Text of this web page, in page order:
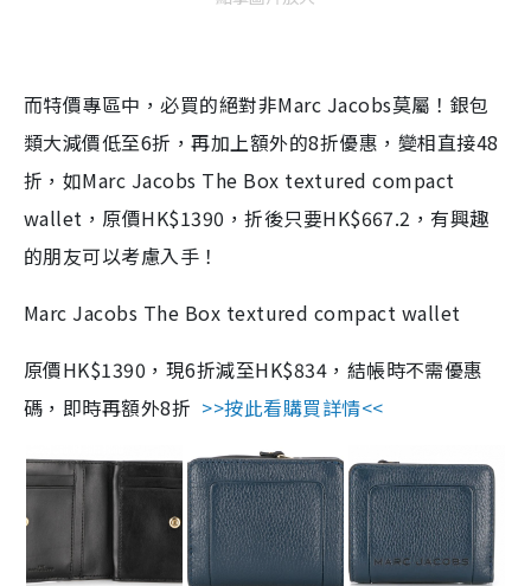
而特價專區中，必買的絕對非Marc Jacobs莫屬！銀包
類大減價低至6折，再加上額外的8折優惠，變相直接48
折，如Marc Jacobs The Box textured compact
wallet，原價HK$1390，折後只要HK$667.2，有興趣
的朋友可以考慮入手！
Marc Jacobs The Box textured compact wallet
原價HK$1390，現6折減至HK$834，結帳時不需優惠
碼，即時再額外8折 >>按此看購買詳情<<